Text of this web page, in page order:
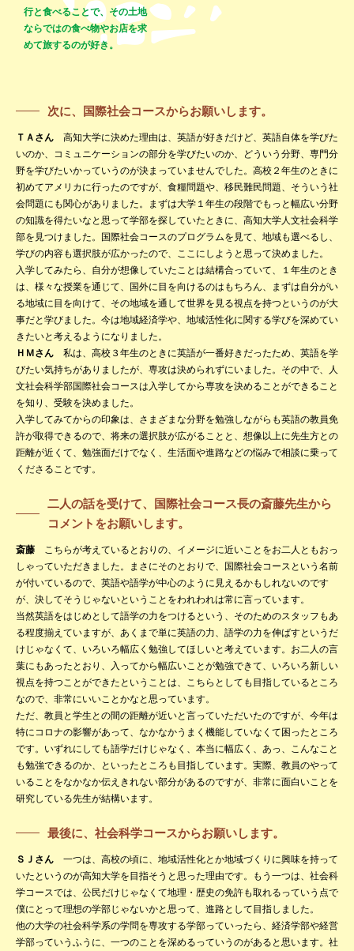
行と食べることで、その土地
ならではの食べ物やお店を求
めて旅するのが好き。
次に、国際社会コースからお願いします。
ＴＡさん 高知大学に決めた理由は、英語が好きだけど、英語自体を学びた
いのか、コミュニケーションの部分を学びたいのか、どういう分野、専門分
野を学びたいかっていうのが決まっていませんでした。高校２年生のときに
初めてアメリカに行ったのですが、食糧問題や、移民難民問題、そういう社
会問題にも関心がありました。まずは大学１年生の段階でもっと幅広い分野
の知識を得たいなと思って学部を探していたときに、高知大学人文社会科学
部を見つけました。国際社会コースのプログラムを見て、地域も選べるし、
学びの内容も選択肢が広かったので、ここにしようと思って決めました。
入学してみたら、自分が想像していたことは結構合っていて、１年生のとき
は、様々な授業を通じて、国外に目を向けるのはもちろん、まずは自分がい
る地域に目を向けて、その地域を通して世界を見る視点を持つというのが大
事だと学びました。今は地域経済学や、地域活性化に関する学びを深めてい
きたいと考えるようになりました。
ＨＭさん 私は、高校３年生のときに英語が一番好きだったため、英語を学
びたい気持ちがありましたが、専攻は決められずにいました。その中で、人
文社会科学部国際社会コースは入学してから専攻を決めることができること
を知り、受験を決めました。
入学してみてからの印象は、さまざまな分野を勉強しながらも英語の教員免
許が取得できるので、将来の選択肢が広がることと、想像以上に先生方との
距離が近くて、勉強面だけでなく、生活面や進路などの悩みで相談に乗って
くださることです。
二人の話を受けて、国際社会コース長の斎藤先生から
コメントをお願いします。
斎藤 こちらが考えているとおりの、イメージに近いことをお二人ともおっ
しゃっていただきました。まさにそのとおりで、国際社会コースという名前
が付いているので、英語や語学が中心のように見えるかもしれないのです
が、決してそうじゃないということをわれわれは常に言っています。
当然英語をはじめとして語学の力をつけるという、そのためのスタッフもあ
る程度揃えていますが、あくまで単に英語の力、語学の力を伸ばすというだ
けじゃなくて、いろいろ幅広く勉強してほしいと考えています。お二人の言
葉にもあったとおり、入ってから幅広いことが勉強できて、いろいろ新しい
視点を持つことができたということは、こちらとしても目指しているところ
なので、非常にいいことかなと思っています。
ただ、教員と学生との間の距離が近いと言っていただいたのですが、今年は
特にコロナの影響があって、なかなかうまく機能していなくて困ったところ
です。いずれにしても語学だけじゃなく、本当に幅広く、あっ、こんなこと
も勉強できるのか、といったところも目指しています。実際、教員のやって
いることをなかなか伝えきれない部分があるのですが、非常に面白いことを
研究している先生が結構います。
最後に、社会科学コースからお願いします。
ＳＪさん 一つは、高校の頃に、地域活性化とか地域づくりに興味を持って
いたというのが高知大学を目指そうと思った理由です。もう一つは、社会科
学コースでは、公民だけじゃなくて地理・歴史の免許も取れるっていう点で
僕にとって理想の学部じゃないかと思って、進路として目指しました。
他の大学の社会科学系の学問を専攻する学部っていったら、経済学部や経営
学部っていうふうに、一つのことを深めるっていうのがあると思います。社